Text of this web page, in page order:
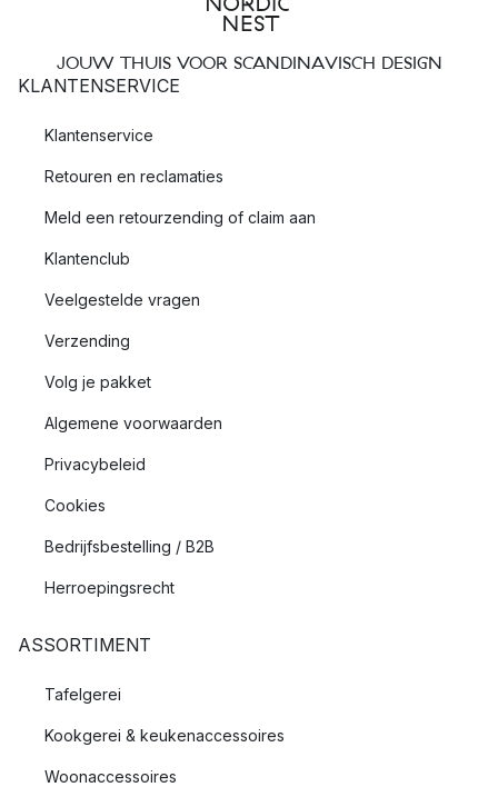
JOUW THUIS VOOR SCANDINAVISCH DESIGN
KLANTENSERVICE
Klantenservice
Retouren en reclamaties
Meld een retourzending of claim aan
Klantenclub
Veelgestelde vragen
Verzending
Volg je pakket
Algemene voorwaarden
Privacybeleid
Cookies
Bedrijfsbestelling / B2B
Herroepingsrecht
ASSORTIMENT
Tafelgerei
Kookgerei & keukenaccessoires
Woonaccessoires